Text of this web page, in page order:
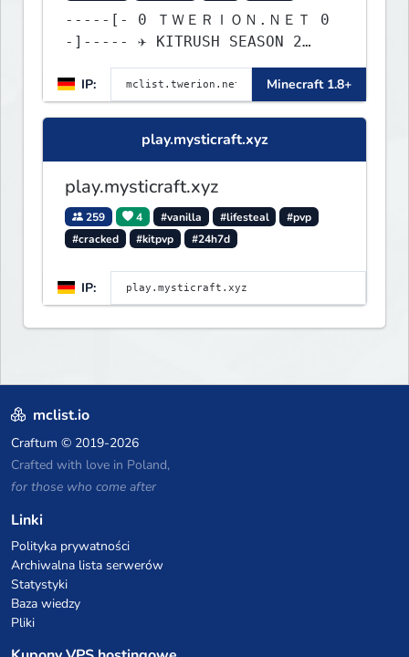
-----[- 0 ＴＷＥＲＩＯＮ.ＮＥＴ 0
-]----- ✈ KITRUSH SEASON 2
IP:
Minecraft 1.8+
play.mysticraft.xyz
play.mysticraft.xyz
259 4 #vanilla #lifesteal
#pvp
#cracked
#kitpvp #24h7d
IP:
mclist.io
Craftum © 2019-2026
Crafted with love in Poland,
for those who come after
Linki
Polityka prywatności
Archiwalna lista serwerów
Statystyki
Baza wiedzy
Pliki